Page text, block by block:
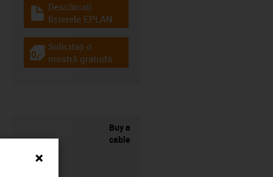
igus-icon-download-plan
Descărcați
fișierele EPLAN
igus-icon-gratismuster
Solicitați o
mostră gratuită
Buy a
cable